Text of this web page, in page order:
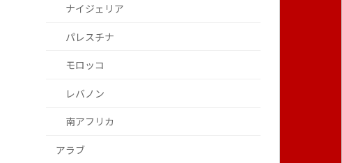
ナイジェリア
パレスチナ
モロッコ
レバノン
南アフリカ
アラブ